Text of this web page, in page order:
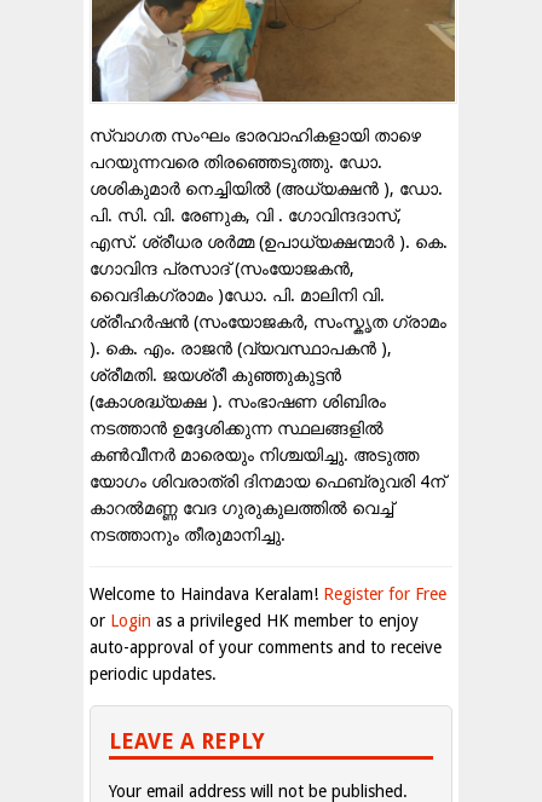
സ്വാഗത സംഘം ഭാരവാഹികളായി താഴെ
പറയുന്നവരെ തിരഞ്ഞെടുത്തു. ഡോ.
ശശികുമാർ നെച്ചിയിൽ (അധ്യക്ഷൻ ), ഡോ.
പി. സി. വി. രേണുക, വി . ഗോവിന്ദദാസ്,
എസ്‌. ശ്രീധര ശർമ്മ (ഉപാധ്യക്ഷന്മാർ ). കെ.
ഗോവിന്ദ പ്രസാദ് (സംയോജകൻ,
വൈദികഗ്രാമം )ഡോ. പി. മാലിനി വി.
ശ്രീഹർഷൻ (സംയോജകർ, സംസ്കൃത ഗ്രാമം
). കെ. എം. രാജൻ (വ്യവസ്ഥാപകൻ ),
ശ്രീമതി. ജയശ്രീ കുഞ്ഞുകുട്ടൻ
(കോശദ്ധ്യക്ഷ ). സംഭാഷണ ശിബിരം
നടത്താൻ ഉദ്ദേശിക്കുന്ന സ്ഥലങ്ങളിൽ
കൺവീനർ മാരെയും നിശ്ചയിച്ചു. അടുത്ത
യോഗം ശിവരാത്രി ദിനമായ ഫെബ്രുവരി 4ന്
കാറൽമണ്ണ വേദ ഗുരുകുലത്തിൽ വെച്ച്
നടത്താനും തീരുമാനിച്ചു.
Welcome to Haindava Keralam! Register for Free
or Login as a privileged HK member to enjoy
auto-approval of your comments and to receive
periodic updates.
LEAVE A REPLY
Your email address will not be published.